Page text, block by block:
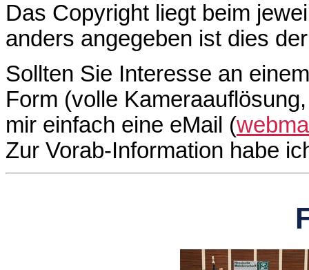
Das Copyright liegt beim
anders angegeben ist dies
Sollten Sie Interesse an
Form (volle
mir einfach eine eMail (
Zur Vorab-Information habe